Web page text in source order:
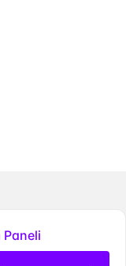
Paneli